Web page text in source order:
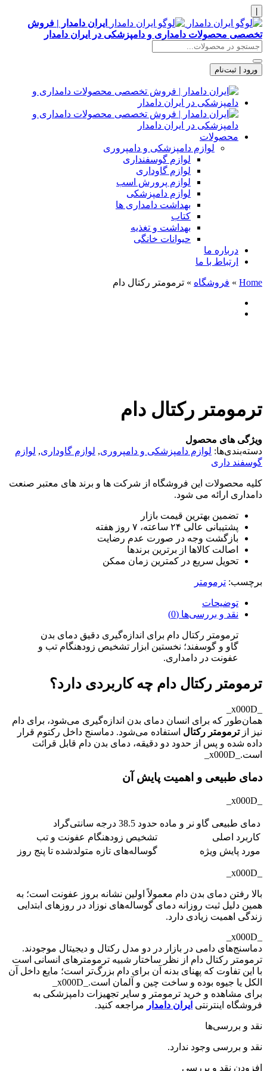
ایران دامدار | فروش
تخصصی محصولات دامداری و دامپزشکی در ایران دامدار
ورود | ثبت‌نام
محصولات
لوازم دامپزشکی و دامپروری
لوازم گوسفنداری
لوازم گاوداری
لوازم پرورش اسب
لوازم دامپزشکی
بهداشت دامداری ها
کتاب
بهداشت و تغذیه
حیوانات خانگی
درباره ما
ارتباط با ما
Home
» فروشگاه » ترمومتر رکتال دام
ترمومتر رکتال دام
ویژگی های محصول
دسته‌بندی‌ها: لوازم دامپزشکی و دامپروری, لوازم گاوداری, لوازم
گوسفند داری
کلیه محصولات این فروشگاه از شرکت ها و برند های معتبر صنعت
دامداری ارائه می شود.
تضمین بهترین قیمت بازار
پشتیبانی عالی ۲۴ ساعته، ۷ روز هفته
بازگشت وجه در صورت عدم رضایت
اصالت کالاها از برترین برندها
تحویل سریع در کمترین زمان ممکن
برچسب: ترمومتر
توضیحات
نقد و بررسی‌ها (0)
ترمومتر رکتال دام برای اندازه‌گیری دقیق دمای بدن
گاو و گوسفند؛ نخستین ابزار تشخیص زودهنگام تب و
عفونت در دامداری.
ترمومتر رکتال دام چه کاربردی دارد؟
همان‌طور که برای انسان دمای بدن اندازه‌گیری می‌شود، برای دام
نیز ازترمومتر رکتال استفاده می‌شود. دماسنج داخل رکتوم قرار
داده شده و پس از حدود دو دقیقه، دمای بدن دام قابل قرائت
است._x000D_
دمای طبیعی و اهمیت پایش آن
دمای طبیعی گاو نر و ماده حدود 38.5 درجه سانتی‌گراد
کاربرد اصلی
تشخیص زودهنگام عفونت و تب
مورد پایش ویژه
گوساله‌های تازه متولدشده تا پنج روز
بالا رفتن دمای بدن دام معمولاً اولین نشانه بروز عفونت است؛ به
همین دلیل ثبت روزانه دمای گوساله‌های نوزاد در روزهای ابتدایی
زندگی اهمیت زیادی دارد.
دماسنج‌های دامی در بازار در دو مدل رکتال و دیجیتال موجودند.
ترمومتر رکتال دام از نظر ساختار شبیه ترمومترهای انسانی است
با این تفاوت که پهنای بدنه آن برای دام بزرگ‌تر است؛ مایع داخل آن
الکل یا جیوه بوده و ساخت چین و آلمان است._x000D_
برای مشاهده و خرید ترمومتر و سایر تجهیزات دامپزشکی به
فروشگاه اینترنتی ایران دامدار مراجعه کنید.
نقد و بررسی‌ها
نقد و بررسی وجود ندارد.
افزودن نقد و بررسی